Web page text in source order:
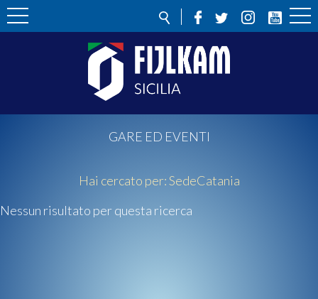
GARE ED EVENTI
Hai cercato per:SedeCatania
Nessun risultato per questa ricerca